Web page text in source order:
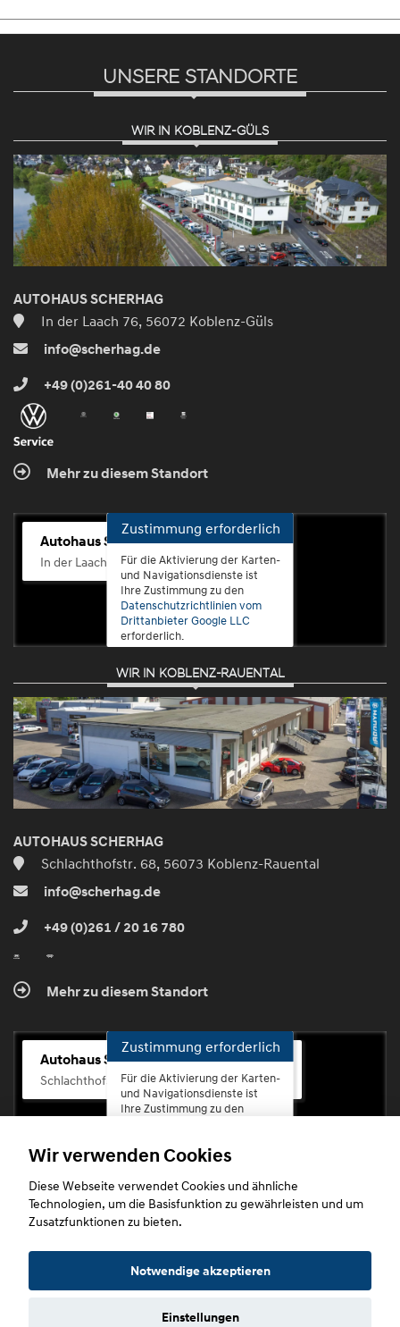
UNSERE STANDORTE
WIR IN KOBLENZ-GÜLS
AUTOHAUS SCHERHAG
In der Laach 76, 56072 Koblenz-Güls
info@scherhag.de
+49 (0)261-40 40 80
Mehr zu diesem Standort
Autohaus Scherhag
In der Laach 76, 56072 Koblenz-Güls
Zustimmung erforderlich
Für die Aktivierung der Karten-
und Navigationsdienste ist
Ihre Zustimmung zu den
Datenschutzrichtlinien vom
Drittanbieter Google LLC
erforderlich.
Zustimmen
und
aktivieren
WIR IN KOBLENZ-RAUENTAL
AUTOHAUS SCHERHAG
Schlachthofstr. 68, 56073 Koblenz-Rauental
info@scherhag.de
+49 (0)261 / 20 16 780
Mehr zu diesem Standort
Autohaus Scherhag
Schlachthofstr. 68, 56073 Koblenz-Rauental
Zustimmung erforderlich
Für die Aktivierung der Karten-
und Navigationsdienste ist
Ihre Zustimmung zu den
erforderlich.
Zustimmen
Copyright © 2026. Autohaus Scherhag
Wir verwenden Cookies
Diese Webseite verwendet Cookies und ähnliche
Technologien, um die Basisfunktion zu gewährleisten und um
Zusatzfunktionen zu bieten.
Notwendige akzeptieren
Einstellungen